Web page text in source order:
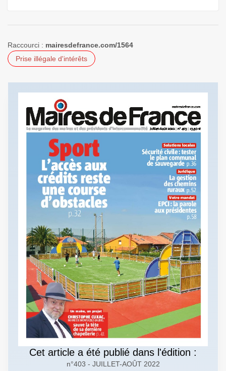
Raccourci : mairesdefrance.com/1564
Prise illégale d'intérêts
Cet article a été publié dans l'édition :
n°403 - JUILLET-AOÛT 2022